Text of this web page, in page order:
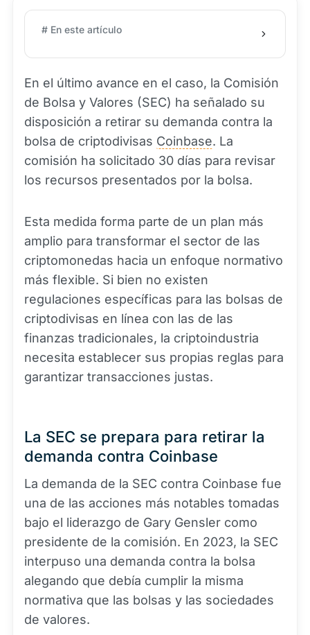
# En este artículo
En el último avance en el caso, la Comisión
de Bolsa y Valores (SEC) ha señalado su
disposición a retirar su demanda contra la
bolsa de criptodivisas Coinbase. La
comisión ha solicitado 30 días para revisar
los recursos presentados por la bolsa.
Esta medida forma parte de un plan más
amplio para transformar el sector de las
criptomonedas hacia un enfoque normativo
más flexible. Si bien no existen
regulaciones específicas para las bolsas de
criptodivisas en línea con las de las
finanzas tradicionales, la criptoindustria
necesita establecer sus propias reglas para
garantizar transacciones justas.
La SEC se prepara para retirar la
demanda contra Coinbase
La demanda de la SEC contra Coinbase fue
una de las acciones más notables tomadas
bajo el liderazgo de Gary Gensler como
presidente de la comisión. En 2023, la SEC
interpuso una demanda contra la bolsa
alegando que debía cumplir la misma
normativa que las bolsas y las sociedades
de valores.